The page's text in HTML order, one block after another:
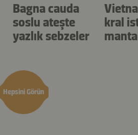
Hepsini Görün
Bagna cauda
soslu ateşte
yazlık sebzeler
kral